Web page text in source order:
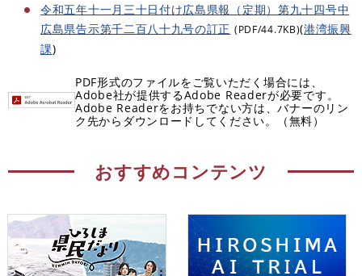
令和五年十一月三十日付け広島県報（定期）第九十四号中
広島県告示第千二百八十九号の訂正 (PDF/44.7KB)(港湾振興
課)
PDF形式のファイルをご覧いただく場合には、
Adobe社が提供するAdobe Readerが必要です。
Adobe Readerをお持ちでない方は、バナーのリン
ク先からダウンロードしてください。（無料）
おすすめコンテンツ